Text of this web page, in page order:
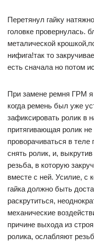
Перетянул гайку
головке провернулась.
металической
нифига!так то
есть сначала но потом
При замене ремня ГРМ я
когда ремень был уже
зафиксировать ролик в
притягивающая ролик
проворачиваться в
снять ролик, и,
резьба, в которую
вместе с ней. Усилие, с
гайка должно быть
раскрутиться,
механические
причине выхода из
ролика, ослабляют